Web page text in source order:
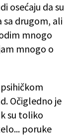
osećaju da su
sa drugom, ali
mnogo
mnogo o
Očigledno je
su toliko
poruke